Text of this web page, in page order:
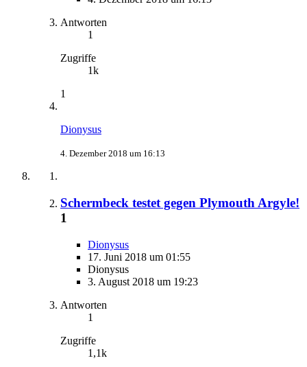
Antworten
1
Zugriffe
1k
1
Dionysus
4. Dezember 2018 um 16:13
Schermbeck testet gegen Plymouth Argyle!
1
Dionysus
17. Juni 2018 um 01:55
Dionysus
3. August 2018 um 19:23
Antworten
1
Zugriffe
1,1k